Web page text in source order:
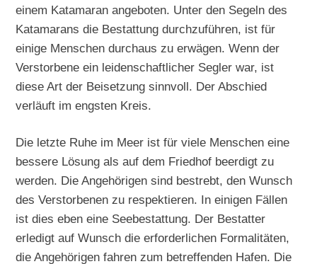
einem Katamaran angeboten. Unter den Segeln des
Katamarans die Bestattung durchzuführen, ist für
einige Menschen durchaus zu erwägen. Wenn der
Verstorbene ein leidenschaftlicher Segler war, ist
diese Art der Beisetzung sinnvoll. Der Abschied
verläuft im engsten Kreis.
Die letzte Ruhe im Meer ist für viele Menschen eine
bessere Lösung als auf dem Friedhof beerdigt zu
werden. Die Angehörigen sind bestrebt, den Wunsch
des Verstorbenen zu respektieren. In einigen Fällen
ist dies eben eine Seebestattung. Der Bestatter
erledigt auf Wunsch die erforderlichen Formalitäten,
die Angehörigen fahren zum betreffenden Hafen. Die